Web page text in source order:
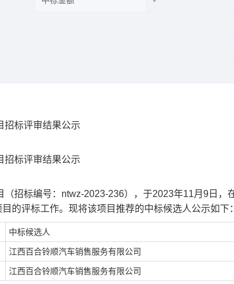
招标评审结果公示
招标评审结果公示
（招标编号： ntwz-2023-236），于2023年11月9日，
目的评标工作。现将该项目推荐的中标候选人公示如下：
中标候选人
江西百合铃顺汽车销售服务有限公司
江西百合铃顺汽车销售服务有限公司